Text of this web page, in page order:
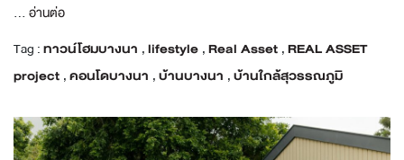
... อ่านต่อ
Tag :ทาวน์โฮมบางนา ,lifestyle ,Real Asset ,REAL ASSET
project ,คอนโดบางนา ,บ้านบางนา ,บ้านใกล้สุวรรณภูมิ